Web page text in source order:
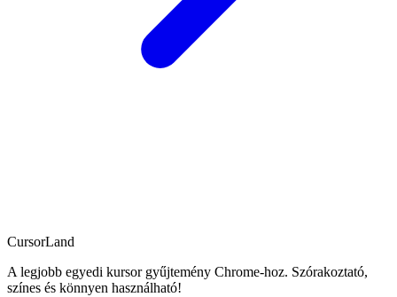
CursorLand
A legjobb egyedi kursor gyűjtemény Chrome-hoz. Szórakoztató,
színes és könnyen használható!